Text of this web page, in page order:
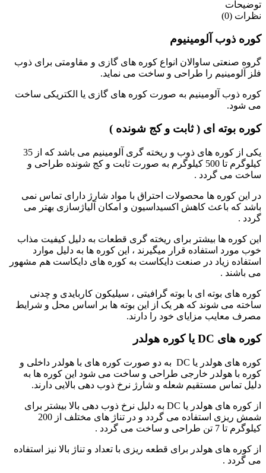
توضیحات
نظرات (0)
کوره ذوب آلومینیوم
گروه صنعتی ساوالان انواع کوره های گازی و مقاومتی برای ذوب
فلز آلومینیم را طراحی و ساخت می نماید.
کوره ذوب آلومینیم به صورت کوره های گازی یا الکتریکی ساخت
می شود.
کوره بوته ای ( ثابت و کج شونده )
یکی از کوره های ذوب و ریخته گری آلومینیم می باشد که از 35
کیلوگرم تا 500 کیلوگرم به صورت ثابت و کج شونده طراحی و
ساخت می گردد .
در این کوره ها محصولات احتراق با مواد شارژ دارای تماس نمی
باشد که باعث کاهش اکسیداسیون و امکان آلیاژسازی بهتر می
گردد .
این کوره ها بیشتر برای ریخته گری قطعات به دلیل کیفیت مذاب
خوب مورد استفاده قرار میگیرند ، این کوره ها به دلیل موارد
استفاده زیاد در صنعت دایکاست به کوره های دایکاست هم مشهور
می باشند .
کوره های بوته ای با بوته گرافیتی ، سیلیکون کاربایدی و چدنی
ساخته می شوند که هر یک از این بوته ها بر اساس محل و شرایط
مصرف معایب مزایای خود را دارند.
کوره های DC یا کوره هولدر
کوره های هولدر یا DC به دو صورت کوره های با هولدر داخلی و
کوره با هولدر خارجی طراحی و ساخت می شود این کوره ها به
دلیل تماس مستقیم شعله و شارژ نرخ ذوب دهی بالایی دارند.
از کوره های هولدر یا DC به دلیل نرخ ذوب دهی بالا بیشتر برای
شمش ریزی استفاده می گردد و در تناژ های مختلف از 200
کیلوگرم تا 7 تن طراحی و ساخت می گردد .
از کوره های هولدر برای قطعه ریزی با تعداد و تناژ بالا نیز استفاده
می گردد .